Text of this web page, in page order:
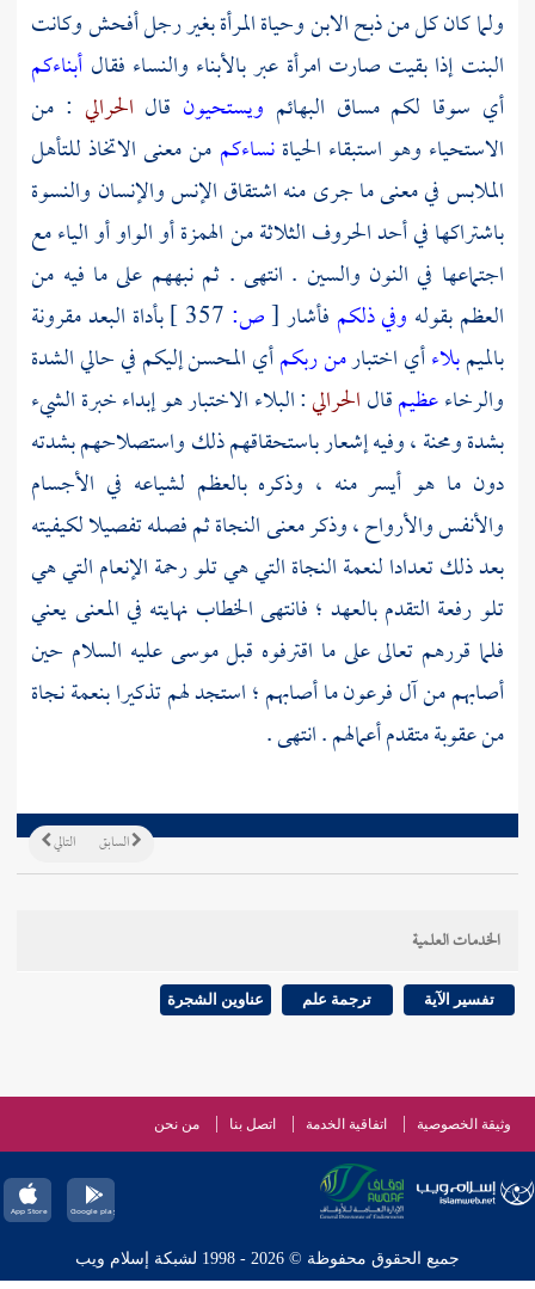
ولما كان كل من ذبح الابن وحياة المرأة بغير رجل أفحش وكانت
البنت إذا بقيت صارت امرأة عبر بالأبناء والنساء فقال أبناءكم
أي سوقا لكم مساق البهائم ويستحيون قال الحرالي : من
الاستحياء وهو استبقاء الحياةنساءكم من معنى الاتخاذ للتأهل
الملابس في معنى ما جرى منه اشتقاق الإنس والإنسان والنسوة
باشتراكها في أحد الحروف الثلاثة من الهمزة أو الواو أو الياء مع
اجتماعها في النون والسين . انتهى . ثم نبههم على ما فيه من
العظم بقوله وفي ذلكم فأشار[ص:
بأداة البعد مقرونة
بالميمبلاءأي اختبارمن ربكمأي المحسن إليكم في حالي الشدة
والرخاءعظيمقالالحرالي: البلاء الاختبار هو إبداء خبرة الشيء
بشدة ومحنة ، وفيه إشعار باستحقاقهم ذلك واستصلاحهم بشدته
دون ما هو أيسر منه ، وذكره بالعظم لشياعه في الأجسام
والأنفس والأرواح ، وذكر معنى النجاة ثم فصله تفصيلا لكيفيته
بعد ذلك تعدادا لنعمة النجاة التي هي تلو رحمة الإنعام التي هي
تلو رفعة التقدم بالعهد ؛ فانتهى الخطاب نهايته في المعنى يعني
فلما قررهم تعالى على ما اقترفوه قبلموسىعليه السلام حين
أصابهم من آلفرعونما أصابهم ؛ استجد لهم تذكيرا بنعمة نجاة
من عقوبة متقدم أعمالهم . انتهى .
التالي السابق
الخدمات العلمية
تفسير الآية ترجمة علم عناوين الشجرة
وثيقة الخصوصية اتفاقية الخدمة اتصل بنا من نحن
جميع الحقوق محفوظة © 2026 - 1998 لشبكة إسلام ويب